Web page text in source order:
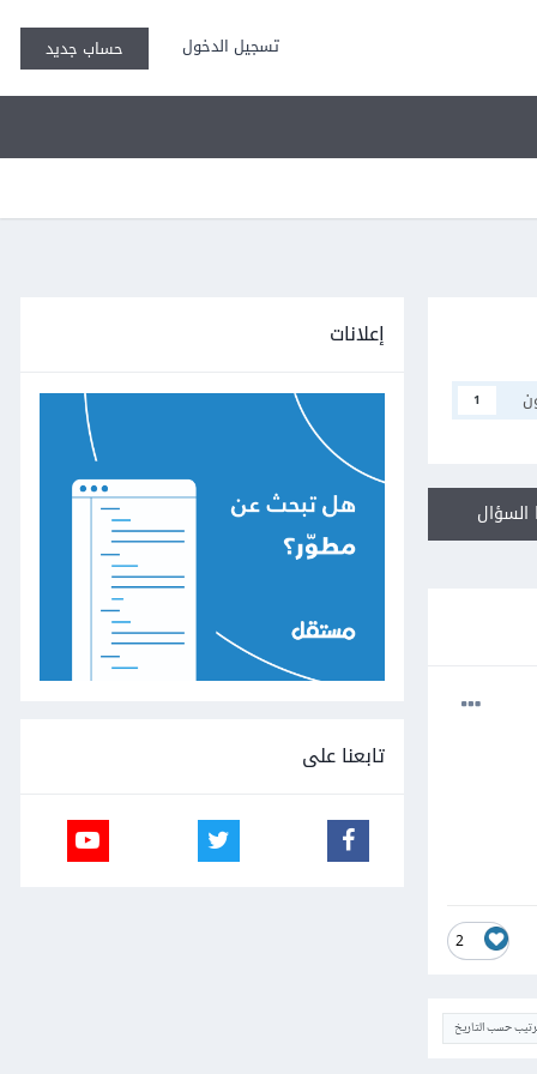
تسجيل الدخول حساب جديد
1
2
حسب التاريخ
إعلانات
تابعنا على